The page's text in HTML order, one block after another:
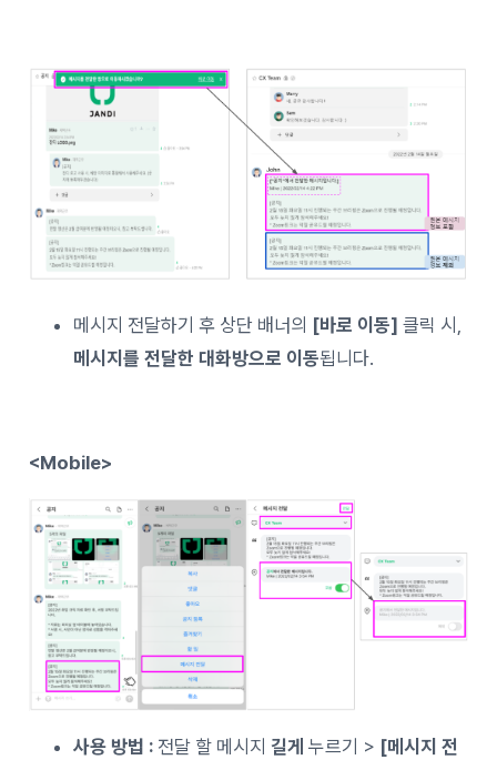
메시지 전달하기 후 상단 배너의 [바로 이동] 클릭 시,
메시지를 전달한 대화방으로 이동됩니다.
<Mobile>
사용 방법 : 전달 할 메시지 길게 누르기 > [메시지 전